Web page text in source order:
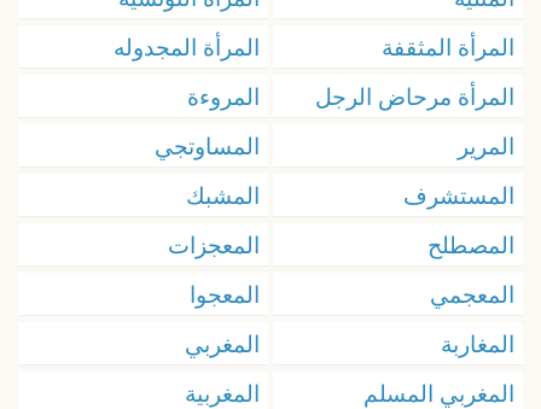
المرأة المثقفة
المرأة المجدوله
المرأة مرحاض الرجل
المروءة
المرير
المساوتجي
المستشرف
المشبك
المصطلح
المعجزات
المعجمي
المعجوا
المغاربة
المغربي
المغربي المسلم
المغربية